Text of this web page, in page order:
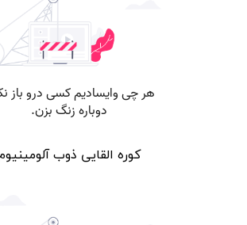
کوره القایی ذوب آلومینیوم